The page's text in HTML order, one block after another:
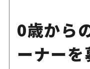
0歳から
ーナーを